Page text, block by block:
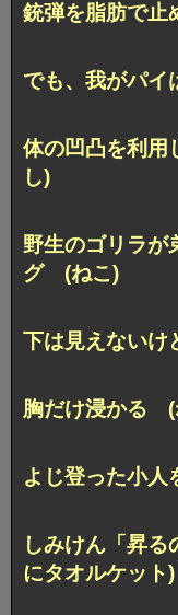
銃弾を脂肪で
でも、我がパ
体の凹凸を利
し)
野生のゴリラが
グ (ねこ)
下は見えない
胸だけ浸かる (
よじ登った小
しみけん「昇
にタオルケット)